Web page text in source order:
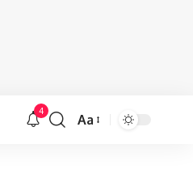
4
Font
Aa